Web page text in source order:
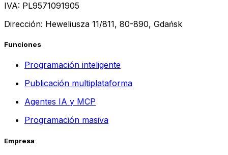
IVA: PL9571091905
Dirección: Heweliusza 11/811, 80-890, Gdańsk
Funciones
Programación inteligente
Publicación multiplataforma
Agentes IA y MCP
Programación masiva
Empresa